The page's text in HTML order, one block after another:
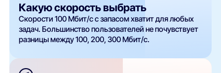
Какую скорость выбрать
Скорости 100 Мбит/с с запасом хватит для любых
задач. Большинство пользователей не почувствует
разницы между 100, 200, 300 Мбит/с.